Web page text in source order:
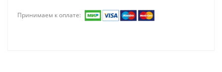
Принимаем к оплате: